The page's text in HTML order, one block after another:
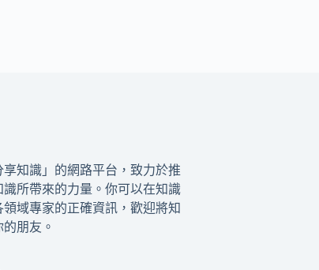
知識」的網路平台，致力於推
所帶來的力量。你可以在知識
域專家的正確資訊，歡迎將知
朋友。